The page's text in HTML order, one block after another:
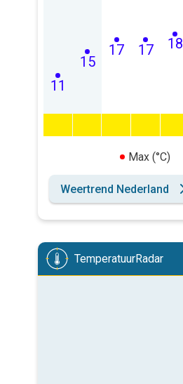
11
15
17 17 18
Max (°C)
Weertrend Nederland
TemperatuurRadar